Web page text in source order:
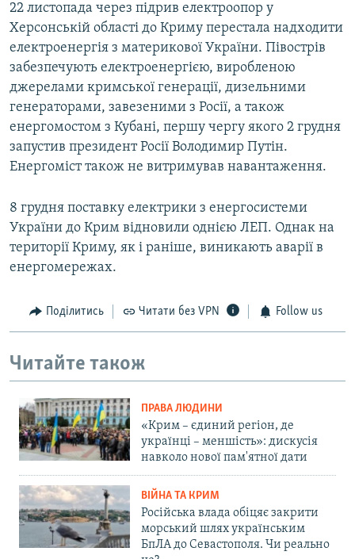
22 листопада через підрив електроопор у
Херсонській області до Криму перестала надходити
електроенергія з материкової України. Півострів
забезпечують електроенергією, виробленою
джерелами кримської генерації, дизельними
генераторами, завезеними з Росії, а також
енергомостом з Кубані, першу чергу якого 2 грудня
запустив президент Росії Володимир Путін.
Енергоміст також не витримував навантаження.
8 грудня поставку електрики з енергосистеми
України до Крим відновили однією ЛЕП. Однак на
території Криму, як і раніше, виникають аварії в
енергомережах.
Поділитись Читати без VPN Follow us
Читайте також
ПРАВА ЛЮДИНИ
«Крим – єдиний регіон, де
українці – меншість»: дискусія
навколо нової пам'ятної дати
ВІЙНА ТА КРИМ
Російська влада обіцяє закрити
морський шлях українським
БпЛА до Севастополя. Чи реально